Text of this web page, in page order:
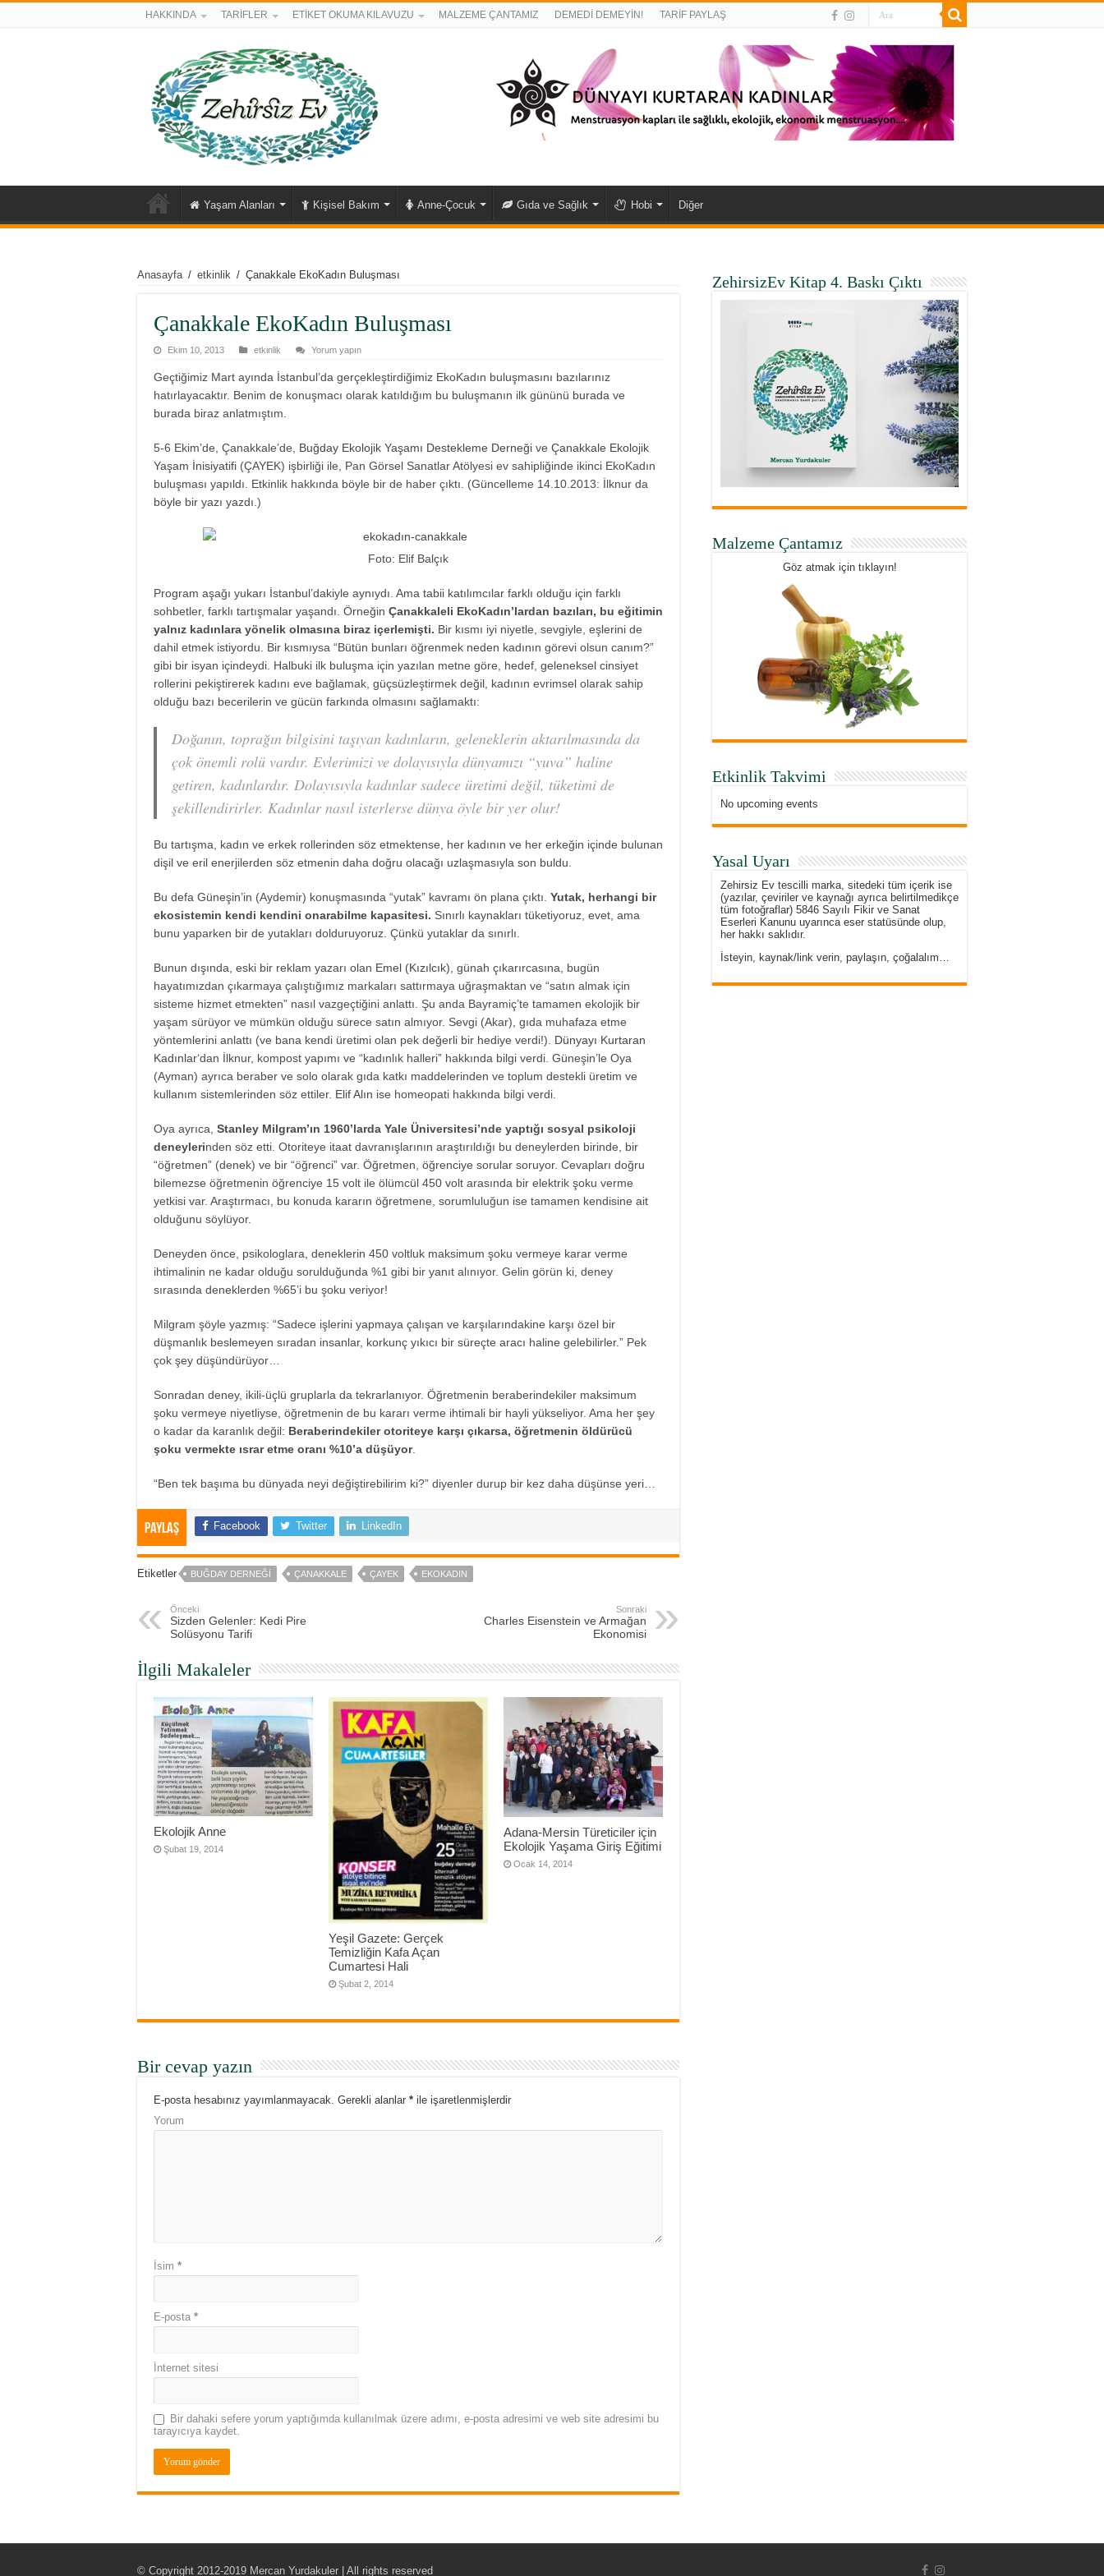
HAKKINDA TARİFLER ETİKET OKUMA KILAVUZU MALZEME ÇANTAMIZ DEMEDİ DEMEYİN! TARİF PAYLAŞ
Yaşam Alanları Kişisel Bakım Anne-Çocuk Gıda ve Sağlık Hobi Diğer
Anasayfa / etkinlik / Çanakkale EkoKadın Buluşması
Çanakkale EkoKadın Buluşması
Ekim 10, 2013 etkinlik Yorum yapın
Geçtiğimiz Mart ayında İstanbul’da gerçekleştirdiğimiz EkoKadın buluşmasını bazılarınız
hatırlayacaktır. Benim de konuşmacı olarak katıldığım bu buluşmanın ilk gününü burada ve
burada biraz anlatmıştım.
5-6 Ekim’de, Çanakkale’de, Buğday Ekolojik Yaşamı Destekleme Derneği ve Çanakkale Ekolojik
Yaşam İnisiyatifi (ÇAYEK) işbirliği ile, Pan Görsel Sanatlar Atölyesi ev sahipliğinde ikinci EkoKadın
buluşması yapıldı. Etkinlik hakkında böyle bir de haber çıktı. (Güncelleme 14.10.2013: İlknur da
böyle bir yazı yazdı.)
Foto: Elif Balçık
Program aşağı yukarı İstanbul’dakiyle aynıydı. Ama tabii katılımcılar farklı olduğu için farklı
sohbetler, farklı tartışmalar yaşandı. Örneğin Çanakkaleli EkoKadın’lardan bazıları, bu eğitimin
yalnız kadınlara yönelik olmasına biraz içerlemişti. Bir kısmı iyi niyetle, sevgiyle, eşlerini de
dahil etmek istiyordu. Bir kısmıysa “Bütün bunları öğrenmek neden kadının görevi olsun canım?”
gibi bir isyan içindeydi. Halbuki ilk buluşma için yazılan metne göre, hedef, geleneksel cinsiyet
rollerini pekiştirerek kadını eve bağlamak, güçsüzleştirmek değil, kadının evrimsel olarak sahip
olduğu bazı becerilerin ve gücün farkında olmasını sağlamaktı:
Doğanın, toprağın bilgisini taşıyan kadınların, geleneklerin aktarılmasında da
çok önemli rolü vardır. Evlerimizi ve dolayısıyla dünyamızı “yuva” haline
getiren, kadınlardır. Dolayısıyla kadınlar sadece üretimi değil, tüketimi de
şekillendirirler. Kadınlar nasıl isterlerse dünya öyle bir yer olur!
Bu tartışma, kadın ve erkek rollerinden söz etmektense, her kadının ve her erkeğin içinde bulunan
dişil ve eril enerjilerden söz etmenin daha doğru olacağı uzlaşmasıyla son buldu.
Bu defa Güneşin’in (Aydemir) konuşmasında “yutak” kavramı ön plana çıktı. Yutak, herhangi bir
ekosistemin kendi kendini onarabilme kapasitesi. Sınırlı kaynakları tüketiyoruz, evet, ama
bunu yaparken bir de yutakları dolduruyoruz. Çünkü yutaklar da sınırlı.
Bunun dışında, eski bir reklam yazarı olan Emel (Kızılcık) , günah çıkarırcasına, bugün
hayatımızdan çıkarmaya çalıştığımız markaları sattırmaya uğraşmaktan ve “satın almak için
sisteme hizmet etmekten” nasıl vazgeçtiğini anlattı. Şu anda Bayramiç’te tamamen ekolojik bir
yaşam sürüyor ve mümkün olduğu sürece satın almıyor. Sevgi (Akar), gıda muhafaza etme
yöntemlerini anlattı (ve bana kendi üretimi olan pek değerli bir hediye verdi!). Dünyayı Kurtaran
Kadınlar‘dan İlknur, kompost yapımı ve “kadınlık halleri” hakkında bilgi verdi. Güneşin’le Oya
(Ayman) ayrıca beraber ve solo olarak gıda katkı maddelerinden ve toplum destekli üretim ve
kullanım sistemlerinden söz ettiler. Elif Alın ise homeopati hakkında bilgi verdi.
Oya ayrıca, Stanley Milgram’ın 1960’larda Yale Üniversitesi’nde yaptığı sosyal psikoloji
deneylerinden söz etti. Otoriteye itaat davranışlarının araştırıldığı bu deneylerden birinde, bir
“öğretmen” (denek) ve bir “öğrenci” var. Öğretmen, öğrenciye sorular soruyor. Cevapları doğru
bilemezse öğretmenin öğrenciye 15 volt ile ölümcül 450 volt arasında bir elektrik şoku verme
yetkisi var. Araştırmacı, bu konuda kararın öğretmene, sorumluluğun ise tamamen kendisine ait
olduğunu söylüyor.
Deneyden önce, psikologlara, deneklerin 450 voltluk maksimum şoku vermeye karar verme
ihtimalinin ne kadar olduğu sorulduğunda %1 gibi bir yanıt alınıyor. Gelin görün ki, deney
sırasında deneklerden %65’i bu şoku veriyor!
Milgram şöyle yazmış: “Sadece işlerini yapmaya çalışan ve karşılarındakine karşı özel bir
düşmanlık beslemeyen sıradan insanlar, korkunç yıkıcı bir süreçte aracı haline gelebilirler.” Pek
çok şey düşündürüyor…
Sonradan deney, ikili-üçlü gruplarla da tekrarlanıyor. Öğretmenin beraberindekiler maksimum
şoku vermeye niyetliyse, öğretmenin de bu kararı verme ihtimali bir hayli yükseliyor. Ama her şey
o kadar da karanlık değil: Beraberindekiler otoriteye karşı çıkarsa, öğretmenin öldürücü
şoku vermekte ısrar etme oranı %10’a düşüyor.
“Ben tek başıma bu dünyada neyi değiştirebilirim ki?” diyenler durup bir kez daha düşünse yeri…
Paylaş Facebook Twitter LinkedIn
Etiketler BUĞDAY DERNEĞI ÇANAKKALE ÇAYEK EKOKADIN
Önceki
Sizden Gelenler: Kedi Pire
Solüsyonu Tarifi
Sonraki
Charles Eisenstein ve Armağan
Ekonomisi
İlgili Makaleler
Ekolojik Anne
Şubat 19, 2014
Yeşil Gazete: Gerçek
Temizliğin Kafa Açan
Cumartesi Hali
Şubat 2, 2014
Adana-Mersin Türeticiler için
Ekolojik Yaşama Giriş Eğitimi
Ocak 14, 2014
Bir cevap yazın
E-posta hesabınız yayımlanmayacak. Gerekli alanlar * ile işaretlenmişlerdir
Yorum
İsim *
E-posta *
İnternet sitesi
Bir dahaki sefere yorum yaptığımda kullanılmak üzere adımı, e-posta adresimi ve web site adresimi bu
tarayıcıya kaydet.
ZehirsizEv Kitap 4. Baskı Çıktı
Malzeme Çantamız
Göz atmak için tıklayın!
Etkinlik Takvimi
No upcoming events
Yasal Uyarı
Zehirsiz Ev tescilli marka, sitedeki tüm içerik ise
(yazılar, çeviriler ve kaynağı ayrıca belirtilmedikçe
tüm fotoğraflar) 5846 Sayılı Fikir ve Sanat
Eserleri Kanunu uyarınca eser statüsünde olup,
her hakkı saklıdır.
İsteyin, kaynak/link verin, paylaşın, çoğalalım…
© Copyright 2012-2019 Mercan Yurdakuler | All rights reserved